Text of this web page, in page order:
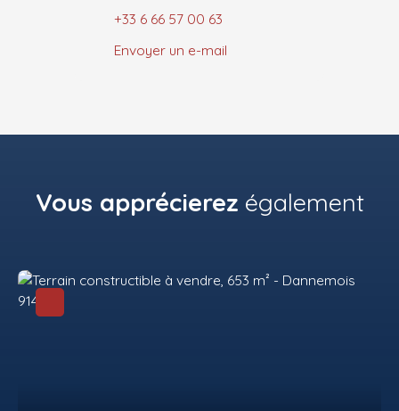
+33 6 66 57 00 63
Envoyer un e-mail
Vous apprécierez également